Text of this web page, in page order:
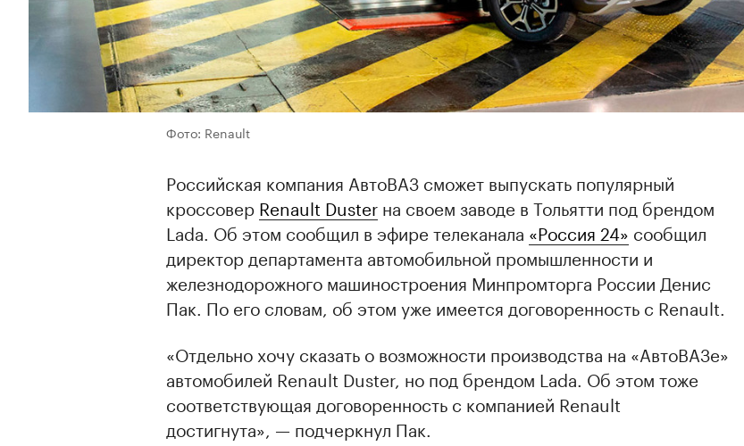
Фото: Renault
Российская компания АвтоВАЗ сможет выпускать популярный
кроссовер Renault Duster на своем заводе в Тольятти под брендом
Lada. Об этом сообщил в эфире телеканала «Россия 24» сообщил
директор департамента автомобильной промышленности и
железнодорожного машиностроения Минпромторга России Денис
Пак. По его словам, об этом уже имеется договоренность с Renault.
«Отдельно хочу сказать о возможности производства на «АвтоВАЗе»
автомобилей Renault Duster, но под брендом Lada. Об этом тоже
соответствующая договоренность с компанией Renault
достигнута», — подчеркнул Пак.